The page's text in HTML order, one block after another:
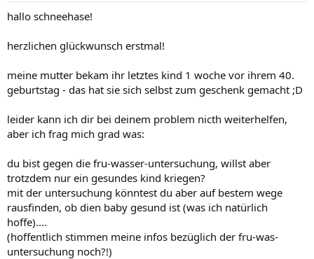
hallo schneehase!
herzlichen glückwunsch erstmal!
meine mutter bekam ihr letztes kind 1 woche vor ihrem 40.
geburtstag - das hat sie sich selbst zum geschenk gemacht ;D
leider kann ich dir bei deinem problem nicth weiterhelfen,
aber ich frag mich grad was:
du bist gegen die fru-wasser-untersuchung, willst aber
trotzdem nur ein gesundes kind kriegen?
mit der untersuchung könntest du aber auf bestem wege
rausfinden, ob dien baby gesund ist (was ich natürlich
hoffe)....
(hoffentlich stimmen meine infos bezüglich der fru-was-
untersuchung noch?!)